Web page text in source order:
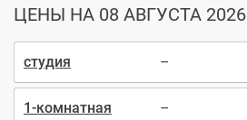
ЦЕНЫ НА 08 АВГУСТА 2026
студия –
1-комнатная –